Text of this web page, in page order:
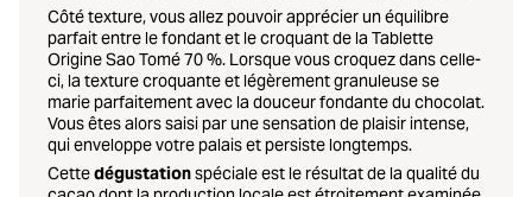
Côté texture, vous allez pouvoir apprécier un équilibre
parfait entre le fondant et le croquant de la Tablette
Origine Sao Tomé 70 %. Lorsque vous croquez dans celle-
ci, la texture croquante et légèrement granuleuse se
marie parfaitement avec la douceur fondante du chocolat.
Vous êtes alors saisi par une sensation de plaisir intense,
qui enveloppe votre palais et persiste longtemps.
Cettedégustationspéciale est le résultat de la qualité du